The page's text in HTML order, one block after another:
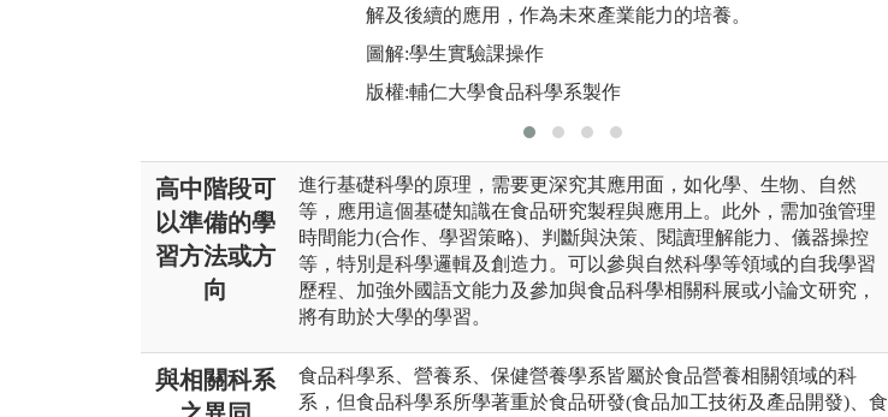
解及後續的應用，作為未來產業能力的培養。
圖解:學生實驗課操作
版權:輔仁大學食品科學系製作
高中階段可
以準備的學
習方法或方
向
進行基礎科學的原理，需要更深究其應用面，如化學、生物、自然
等，應用這個基礎知識在食品研究製程與應用上。此外，需加強管理
時間能力(合作、學習策略)、判斷與決策、閱讀理解能力、儀器操控
等，特別是科學邏輯及創造力。可以參與自然科學等領域的自我學習
歷程、加強外國語文能力及參加與食品科學相關科展或小論文研究，
將有助於大學的學習。
與相關科系
食品科學系、營養系、保健營養學系皆屬於食品營養相關領域的科
系，但食品科學系所學著重於食品研發(食品加工技術及產品開發)、食